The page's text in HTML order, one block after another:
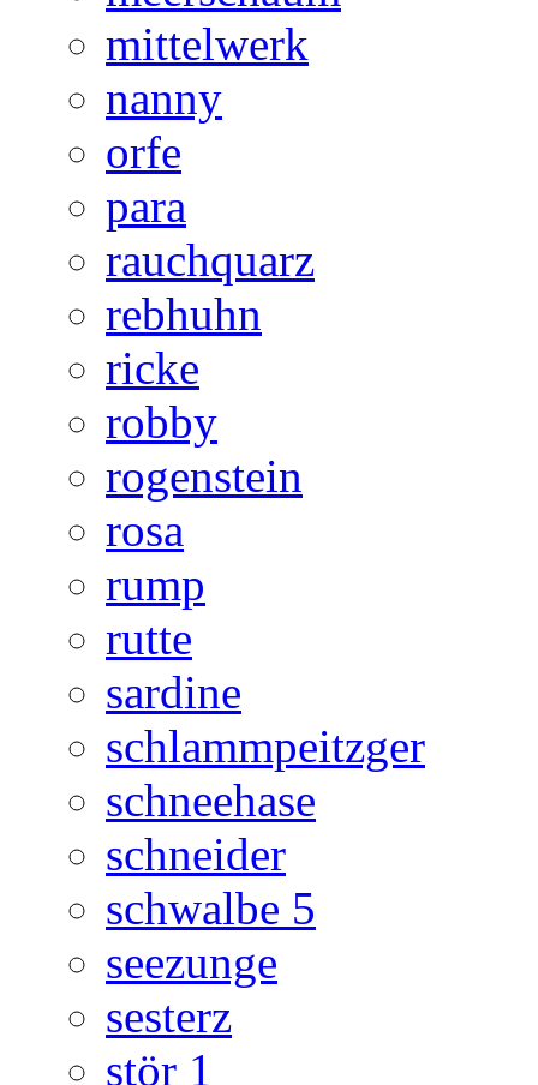
mittelwerk
nanny
orfe
para
rauchquarz
rebhuhn
ricke
robby
rogenstein
rosa
rump
rutte
sardine
schlammpeitzger
schneehase
schneider
schwalbe 5
seezunge
sesterz
stör 1